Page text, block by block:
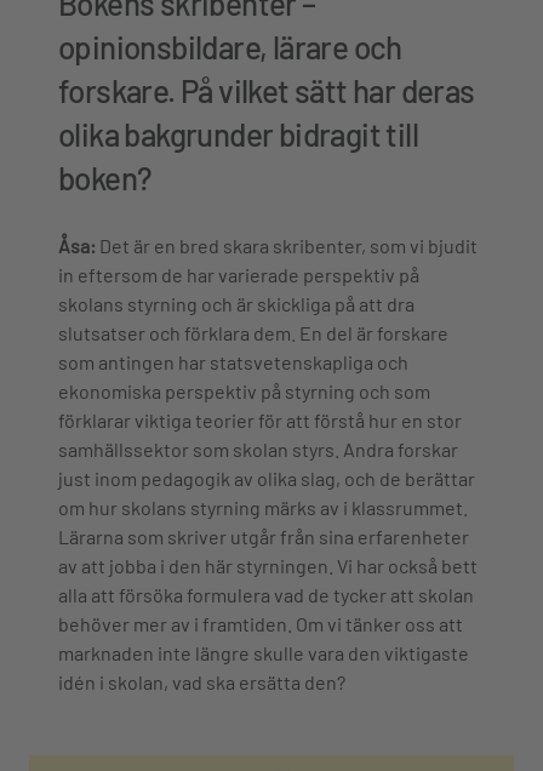
opinionsbildare, lärare och
forskare. På vilket sätt har deras
olika bakgrunder bidragit till
boken?
Åsa: Det är en bred skara skribenter, som vi bjudit
in eftersom de har varierade perspektiv på
skolans styrning och är skickliga på att dra
slutsatser och förklara dem. En del är forskare
som antingen har statsvetenskapliga och
ekonomiska perspektiv på styrning och som
förklarar viktiga teorier för att förstå hur en stor
samhällssektor som skolan styrs. Andra forskar
just inom pedagogik av olika slag, och de berättar
om hur skolans styrning märks av i klassrummet.
Lärarna som skriver utgår från sina erfarenheter
av att jobba i den här styrningen. Vi har också bett
alla att försöka formulera vad de tycker att skolan
behöver mer av i framtiden. Om vi tänker oss att
marknaden inte längre skulle vara den viktigaste
idén i skolan, vad ska ersätta den?